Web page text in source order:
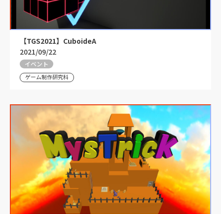
【TGS2021】CuboideA
2021/09/22
イベント
ゲーム制作研究科